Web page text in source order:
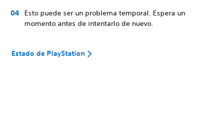
Esto puede ser un problema temporal. Espera un
momento antes de intentarlo de nuevo.
Estado de PlayStation